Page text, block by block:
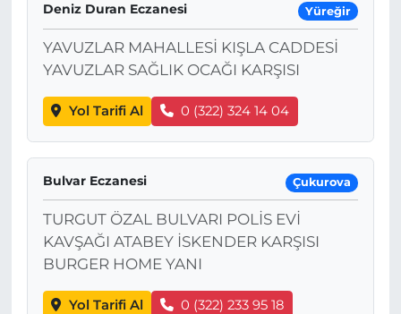
Deniz Duran Eczanesi Yüreğir
YAVUZLAR MAHALLESİ KIŞLA CADDESİ
YAVUZLAR SAĞLIK OCAĞI KARŞISI
Yol Tarifi Al 0 (322) 324 14 04
Bulvar Eczanesi Çukurova
TURGUT ÖZAL BULVARI POLİS EVİ
KAVŞAĞI ATABEY İSKENDER KARŞISI
BURGER HOME YANI
Yol Tarifi Al 0 (322) 233 95 18